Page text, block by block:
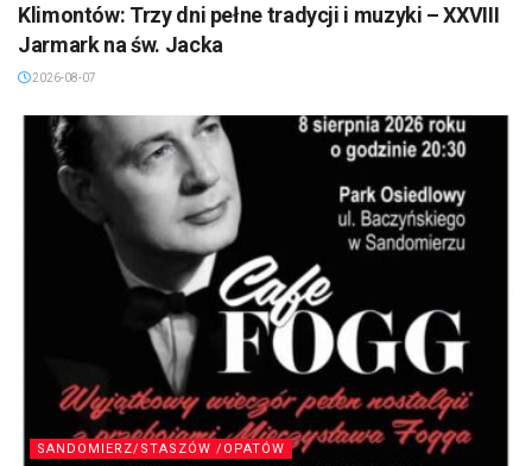
Klimontów: Trzy dni pełne tradycji i muzyki – XXVIII
Jarmark na św. Jacka
2026-08-07
SANDOMIERZ/STASZÓW /OPATÓW